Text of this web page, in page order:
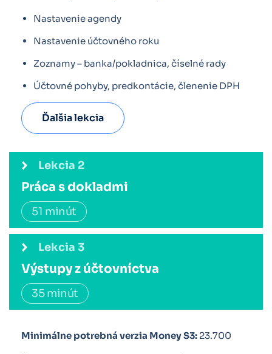
Nastavenie agendy
Nastavenie účtovného roku
Zoznamy – banka/pokladnica, číselné rady
Účtovné pohyby, predkontácie, členenie DPH
Ďalšia lekcia
Lekcia 2
Práca s dokladmi
51 minút
Money S3
ako správne vytvárať
rôzne druhy dokladov
Lekcia 3
Výstupy z účtovníctva
35 minút
Minimálne potrebná verzia Money S3: 23.700